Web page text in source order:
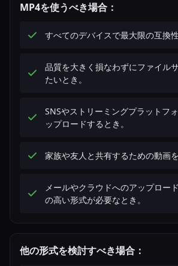
MP4を使うべき場合：
すべてのデバイスで最大限の互換
品質を大きく損なわずにファイル
たいとき。
SNSやストリーミングプラットフ
ップロードするとき。
家族や友人と共有するための動画
メールやクラウドへのアップロー
の高い形式が必要なとき。
他の形式を検討すべき場合：